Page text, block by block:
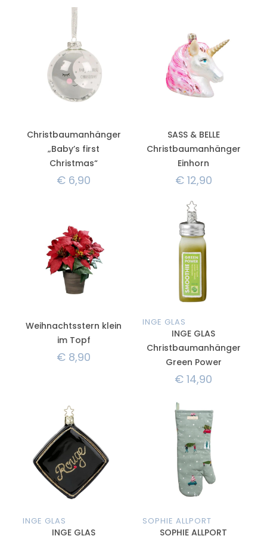
Christbaumanhänger
„Baby’s first
Christmas“
€ 6,90
SASS & BELLE
Christbaumanhänger
Einhorn
€12,90
Weihnachtsstern klein
im Topf
€ 8,90
INGE GLAS
INGE GLAS
Christbaumanhänger
Green Power
€ 14,90
INGE GLAS
INGE GLAS
SOPHIE ALLPORT
SOPHIE ALLPORT